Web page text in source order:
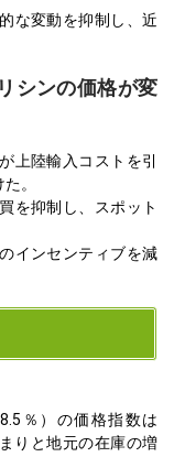
な変動を抑制し、近
シンの価格が変
上陸輸入コストを引
。
を抑制し、スポット
インセンティブを減
％）の価格指数は
りと地元の在庫の増